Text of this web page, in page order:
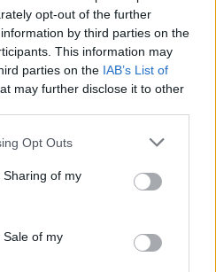
opt-out of the further
by third parties on the
This information may
parties on the IAB’s List of
may further disclose it to other
Opt Outs
of my
of my
z prasowaczem